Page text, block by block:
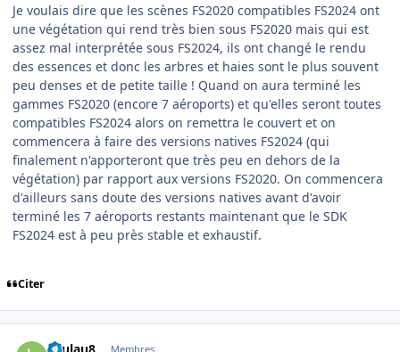
Je voulais dire que les scènes FS2020 compatibles FS2024 ont
une végétation qui rend très bien sous FS2020 mais qui est
assez mal interprétée sous FS2024, ils ont changé le rendu
des essences et donc les arbres et haies sont le plus souvent
peu denses et de petite taille ! Quand on aura terminé les
gammes FS2020 (encore 7 aéroports) et qu'elles seront toutes
compatibles FS2024 alors on remettra le couvert et on
commencera à faire des versions natives FS2024 (qui
finalement n'apporteront que très peu en dehors de la
végétation) par rapport aux versions FS2020. On commencera
d'ailleurs sans doute des versions natives avant d'avoir
terminé les 7 aéroports restants maintenant que le SDK
FS2024 est à peu près stable et exhaustif.
Citer
Laulau8 Membres